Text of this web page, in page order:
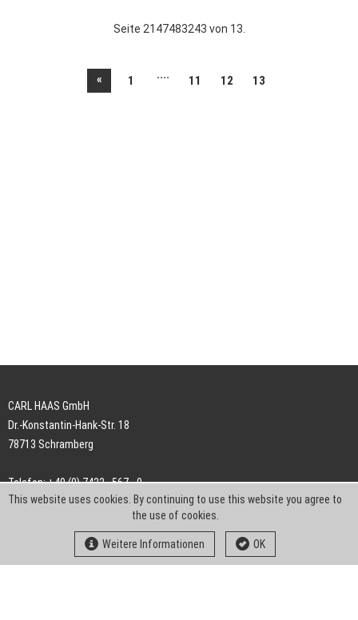
Seite 2147483243 von 13.
« 1 .... 11 12 13
CARL HAAS GmbH
Dr.-Konstantin-Hank-Str. 18
78713 Schramberg
Telefon: +49 (0) 7422 . 567 - 0
Telefax: +49 (0) 7422 . 567 - 239
info-ch@kern-liebers.com
This website uses cookies. By continuing to use this website you agree to
the use of cookies.
Weitere Informationen OK